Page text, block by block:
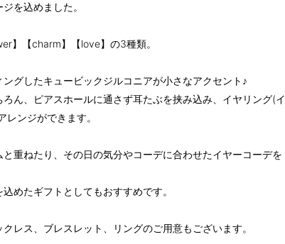
を込めました。
】【charm】【love】の3種類。
グしたキュービックジルコニアが小さなアクセント♪
ろん、ピアスホールに通さず耳たぶを挟み込み、イヤリング(イ
レンジができます。
重ねたり、その日の気分やコーデに合わせたイヤーコーデを
めたギフトとしてもおすすめです。
レス、ブレスレット、リングのご用意もございます。